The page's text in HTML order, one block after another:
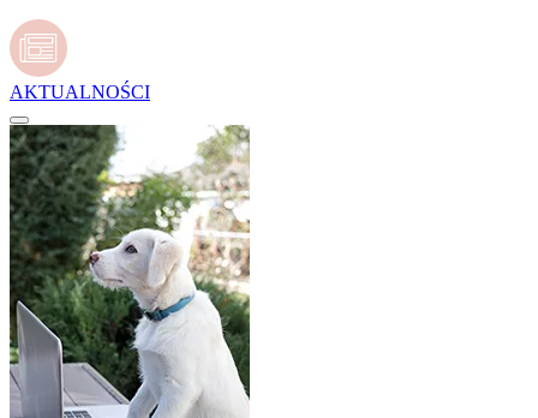
AKTUALNOŚCI